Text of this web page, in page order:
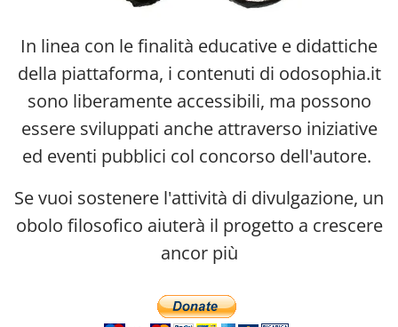
In linea con le finalità educative e didattiche
della piattaforma, i contenuti di odosophia.it
sono liberamente accessibili, ma possono
essere sviluppati anche attraverso iniziative
ed eventi pubblici col concorso dell'autore.
Se vuoi sostenere l'attività di divulgazione, un
obolo filosofico aiuterà il progetto a crescere
ancor più